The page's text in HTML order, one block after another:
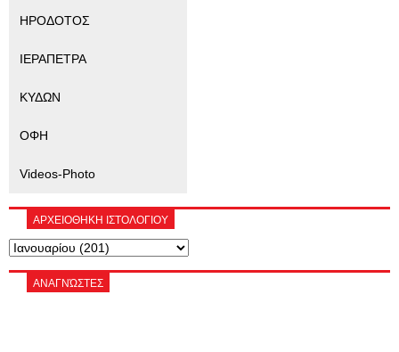
ΗΡΟΔΟΤΟΣ
ΙΕΡΑΠΕΤΡΑ
ΚΥΔΩΝ
ΟΦΗ
Videos-Photo
ΑΡΧΕΙΟΘΗΚΗ ΙΣΤΟΛΟΓΙΟΥ
ΑΝΑΓΝΏΣΤΕΣ